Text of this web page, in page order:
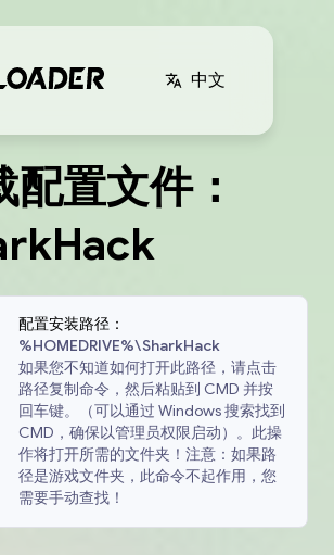
中文
配置文件：
配置安装路径：
%HOMEDRIVE%\SharkHack
如果您不知道如何打开此路径，请点击
路径复制命令，然后粘贴到 CMD 并按
回车键。（可以通过 Windows 搜索找到
CMD，确保以管理员权限启动）。此操
作将打开所需的文件夹！注意：如果路
径是游戏文件夹，此命令不起作用，您
需要手动查找！